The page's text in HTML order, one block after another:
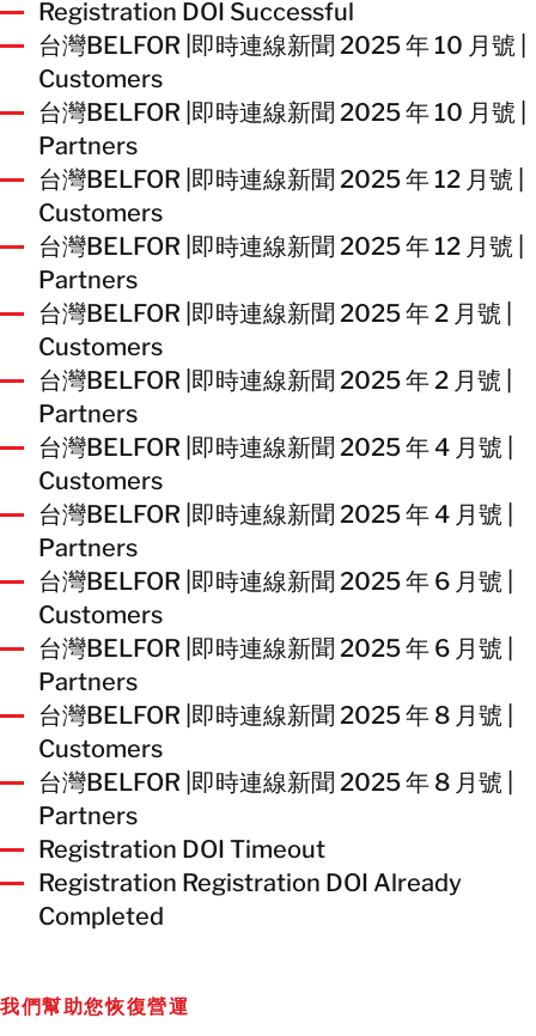
Registration DOI Successful
台灣BELFOR |即時連線新聞 2025 年 10 月號 |
Customers
台灣BELFOR |即時連線新聞 2025 年 10 月號 |
Partners
台灣BELFOR |即時連線新聞 2025 年 12 月號 |
Customers
台灣BELFOR |即時連線新聞 2025 年 12 月號 |
Partners
台灣BELFOR |即時連線新聞 2025 年 2 月號 |
Customers
台灣BELFOR |即時連線新聞 2025 年 2 月號 |
Partners
台灣BELFOR |即時連線新聞 2025 年 4 月號 |
Customers
台灣BELFOR |即時連線新聞 2025 年 4 月號 |
Partners
台灣BELFOR |即時連線新聞 2025 年 6 月號 |
Customers
台灣BELFOR |即時連線新聞 2025 年 6 月號 |
Partners
台灣BELFOR |即時連線新聞 2025 年 8 月號 |
Customers
台灣BELFOR |即時連線新聞 2025 年 8 月號 |
Partners
Registration DOI Timeout
Registration Registration DOI Already
Completed
我們幫助您恢復營運